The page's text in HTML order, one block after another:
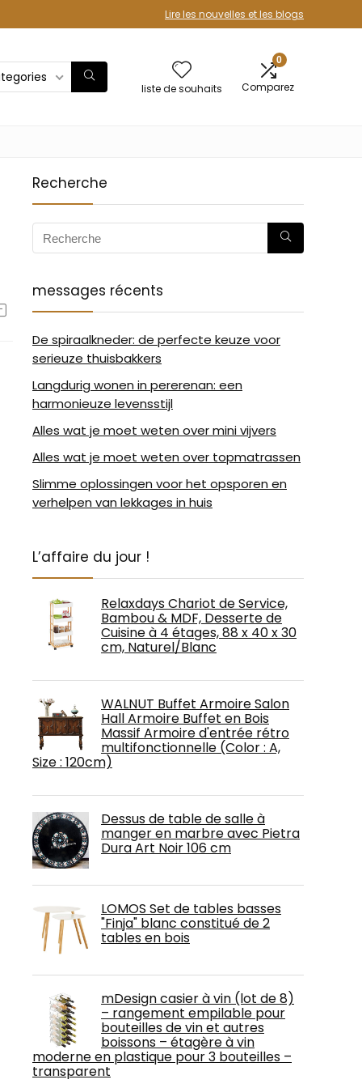
Lire les nouvelles et les blogs
liste de souhaits
0
Comparez
Recherche
messages récents
De spiraalkneder: de perfecte keuze voor
serieuze thuisbakkers
Langdurig wonen in pererenan: een
harmonieuze levensstijl
Alles wat je moet weten over mini vijvers
Alles wat je moet weten over topmatrassen
Slimme oplossingen voor het opsporen en
verhelpen van lekkages in huis
L’affaire du jour !
Relaxdays Chariot de Service,
Bambou & MDF, Desserte de
Cuisine à 4 étages, 88 x 40 x 30
cm, Naturel/Blanc
WALNUT Buffet Armoire Salon
Hall Armoire Buffet en Bois
Massif Armoire d'entrée rétro
multifonctionnelle (Color : A,
Size : 120cm)
Dessus de table de salle à
manger en marbre avec Pietra
Dura Art Noir 106 cm
LOMOS Set de tables basses
"Finja" blanc constitué de 2
tables en bois
mDesign casier à vin (lot de 8)
– rangement empilable pour
bouteilles de vin et autres
boissons – étagère à vin
moderne en plastique pour 3 bouteilles –
transparent